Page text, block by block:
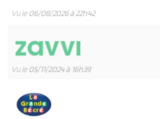
Vu le06/08/2026 à 22h42
Vu le05/11/2024 à 16h39